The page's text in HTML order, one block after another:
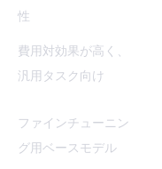
性
費用対効果が高く、
汎用タスク向け
ファインチューニン
グ用ベースモデル